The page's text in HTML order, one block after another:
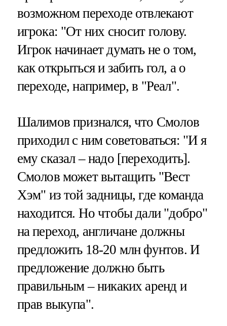
возможном переходе отвлекают
игрока: "От них сносит голову.
Игрок начинает думать не о том,
как открыться и забить гол, а о
переходе, например, в "Реал".
Шалимов признался, что Смолов
приходил с ним советоваться: "И я
ему сказал – надо [переходить].
Смолов может вытащить "Вест
Хэм" из той задницы, где команда
находится. Но чтобы дали "добро"
на переход, англичане должны
предложить 18-20 млн фунтов. И
предложение должно быть
правильным – никаких аренд и
прав выкупа".